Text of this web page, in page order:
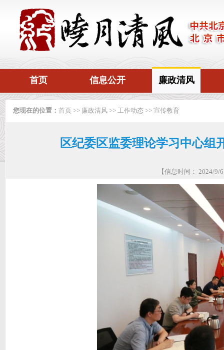
首页 信息公开 廉政清风
您现在的位置： 首页 >> 廉政清风 >> 工作动态 >> 宣传教育
区纪委区监委理论学习中心组
【信息时间： 2024/